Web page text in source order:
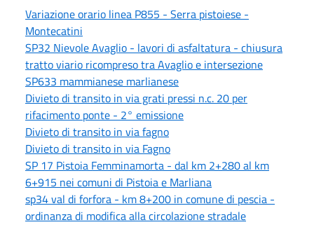
Variazione orario linea P855 - Serra pistoiese -
Montecatini
SP32 Nievole Avaglio - lavori di asfaltatura - chiusura
tratto viario ricompreso tra Avaglio e intersezione
SP633 mammianese marlianese
Divieto di transito in via grati pressi n.c. 20 per
rifacimento ponte - 2° emissione
Divieto di transito in via fagno
Divieto di transito in via Fagno
SP 17 Pistoia Femminamorta - dal km 2+280 al km
6+915 nei comuni di Pistoia e Marliana
sp34 val di forfora - km 8+200 in comune di pescia -
ordinanza di modifica alla circolazione stradale